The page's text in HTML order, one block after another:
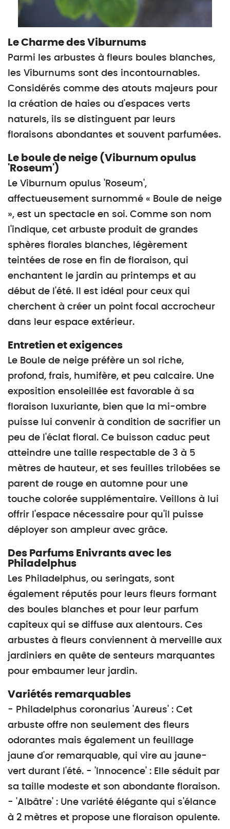
Le Charme des Viburnums
Parmi les arbustes à fleurs boules blanches,
les Viburnums sont des incontournables.
Considérés comme des atouts majeurs pour
la création de haies ou d'espaces verts
naturels, ils se distinguent par leurs
floraisons abondantes et souvent parfumées.
Le boule de neige (Viburnum opulus
'Roseum')
Le Viburnum opulus 'Roseum',
affectueusement surnommé « Boule de neige
», est un spectacle en soi. Comme son nom
l'indique, cet arbuste produit de grandes
sphères florales blanches, légèrement
teintées de rose en fin de floraison, qui
enchantent le jardin au printemps et au
début de l'été. Il est idéal pour ceux qui
cherchent à créer un point focal accrocheur
dans leur espace extérieur.
Entretien et exigences
Le Boule de neige préfère un sol riche,
profond, frais, humifère, et peu calcaire. Une
exposition ensoleillée est favorable à sa
floraison luxuriante, bien que la mi-ombre
puisse lui convenir à condition de sacrifier un
peu de l'éclat floral. Ce buisson caduc peut
atteindre une taille respectable de 3 à 5
mètres de hauteur, et ses feuilles trilobées se
parent de rouge en automne pour une
touche colorée supplémentaire. Veillons à lui
offrir l'espace nécessaire pour qu'il puisse
déployer son ampleur avec grâce.
Des Parfums Enivrants avec les
Philadelphus
Les Philadelphus, ou seringats, sont
également réputés pour leurs fleurs formant
des boules blanches et pour leur parfum
capiteux qui se diffuse aux alentours. Ces
arbustes à fleurs conviennent à merveille aux
jardiniers en quête de senteurs marquantes
pour embaumer leur jardin.
Variétés remarquables
- Philadelphus coronarius 'Aureus' : Cet
arbuste offre non seulement des fleurs
odorantes mais également un feuillage
jaune d'or remarquable, qui vire au jaune-
vert durant l'été. - 'Innocence' : Elle séduit par
sa taille modeste et son abondante floraison.
- 'Albâtre' : Une variété élégante qui s'élance
à 2 mètres et propose une floraison opulente.